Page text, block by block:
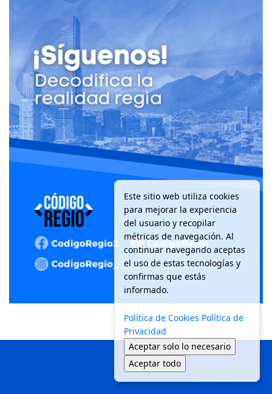
Este sitio web utiliza cookies
para mejorar la experiencia
del usuario y recopilar
métricas de navegación. Al
continuar navegando aceptas
el uso de estas tecnologías y
confirmas que estás
informado.
Política de Cookies Política de
Privacidad
Aceptar solo lo necesario
Aceptar todo